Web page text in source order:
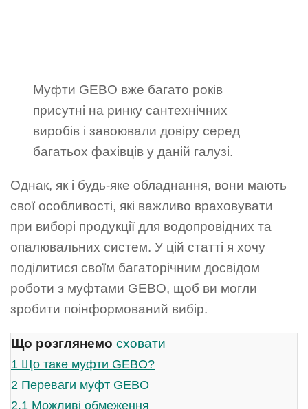
Муфти GEBO вже багато років
присутні на ринку сантехнічних
виробів і завоювали довіру серед
багатьох фахівців у даній галузі.
Однак, як і будь-яке обладнання, вони мають
свої особливості, які важливо враховувати
при виборі продукції для водопровідних та
опалювальних систем. У цій статті я хочу
поділитися своїм багаторічним досвідом
роботи з муфтами GEBO, щоб ви могли
зробити поінформований вибір.
Що розглянемо сховати
1 Що таке муфти GEBO?
2 Переваги муфт GEBO
2.1 Можливі обмеження